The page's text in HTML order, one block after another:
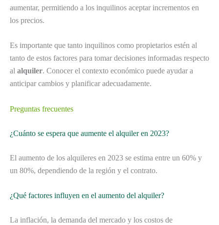
aumentar, permitiendo a los inquilinos aceptar incrementos en
los precios.
Es importante que tanto inquilinos como propietarios estén al
tanto de estos factores para tomar decisiones informadas respecto
al alquiler. Conocer el contexto económico puede ayudar a
anticipar cambios y planificar adecuadamente.
Preguntas frecuentes
¿Cuánto se espera que aumente el alquiler en 2023?
El aumento de los alquileres en 2023 se estima entre un 60% y
un 80%, dependiendo de la región y el contrato.
¿Qué factores influyen en el aumento del alquiler?
La inflación, la demanda del mercado y los costos de